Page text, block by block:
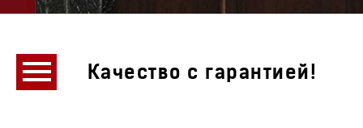
Качество с гарантией!